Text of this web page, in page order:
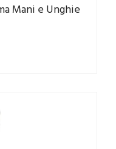
Mani e Unghie